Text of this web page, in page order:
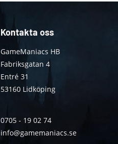
Kontakta oss
GameManiacs HB
Fabriksgatan 4
Entré 31
53160 Lidköping
0705 - 19 02 74
info@gamemaniacs.se